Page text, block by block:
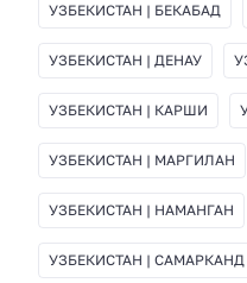
УЗБЕКИСТАН | БЕКАБАД
УЗБЕКИСТАН | ДЕНАУ
УЗБЕКИСТАН | КАРШИ
УЗБЕКИСТАН | МАРГИЛАН
УЗБЕКИСТАН | НАМАНГАН
УЗБЕКИСТАН | САМАРКАНД